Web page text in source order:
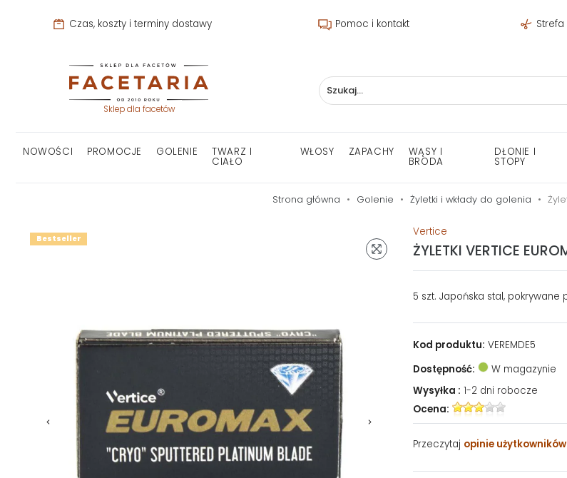
Czas, koszty i terminy dostawy Pomoc i kontakt
Sklep dla facetów
NOWOŚCI PROMOCJE GOLENIE TWARZ I
CIAŁO
WŁOSY ZAPACHY WĄSY I
BRODA
DŁONIE I
STOPY
Strona główna Golenie Żyletki i wkłady do golenia
Bestseller
Vertice
ŻYLETKI VERTICE
5 szt. Japońska stal, pokrywane
Kod produktu: VEREMDE5
Dostępność:
W magazynie
Wysyłka : 1-2 dni robocze
Ocena:
Przeczytaj opinie użytkowników